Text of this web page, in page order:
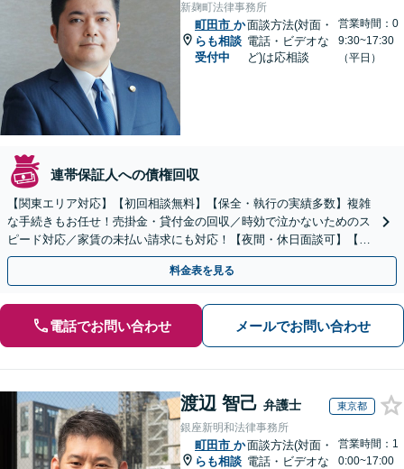
新麹町法律事務所
町田市 か
らも相談
受付中
面談方法(対面・
電話・ビデオな
ど)は応相談
営業時間：0
9:30~17:30
（平日）
連帯保証人への債権回収
【関東エリア対応】【初回相談無料】【保全・執行の実績多数】複雑
な手続きもお任せ！売掛金・貸付金の回収／時効で泣かないためのス
ピード対応／家賃の未払い請求にも対応！【夜間・休日面談可】【完
全個室】
料金表を見る
電話でお問い合わせ メールでお問い合わせ
渡辺 智己 弁護士 東京都
銀座新明和法律事務所
町田市 か
らも相談
面談方法(対面・
電話・ビデオな
営業時間：1
0:00~17:00